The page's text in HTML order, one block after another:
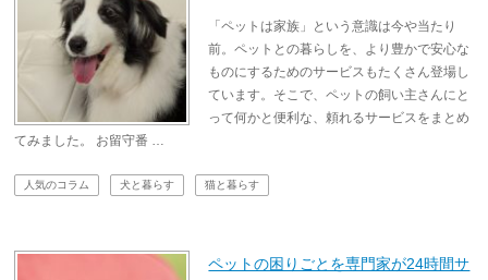
「ペットは家族」という意識は今や当たり
前。ペットとの暮らしを、より豊かで安心な
ものにするためのサービスもたくさん登場し
ています。そこで、ペットの飼い主さんにと
って何かと便利な、頼れるサービスをまとめ
てみました。 お留守番 …
人気のコラム 犬と暮らす 猫と暮らす
ペットの困りごとを専門家が24時間サ